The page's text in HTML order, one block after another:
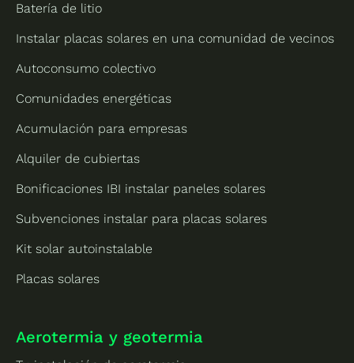
Batería de litio
Instalar placas solares en una comunidad de vecinos
Autoconsumo colectivo
Comunidades energéticas
Acumulación para empresas
Alquiler de cubiertas
Bonificaciones IBI instalar paneles solares
Subvenciones instalar para placas solares
Kit solar autoinstalable
Placas solares
Aerotermia y geotermia